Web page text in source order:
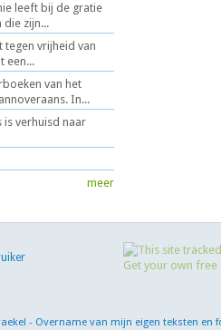
leeft bij de gratie
zijn...
tegen vrijheid van
een...
van het
In...
is verhuisd naar
meer
- Overname van mijn eigen teksten en